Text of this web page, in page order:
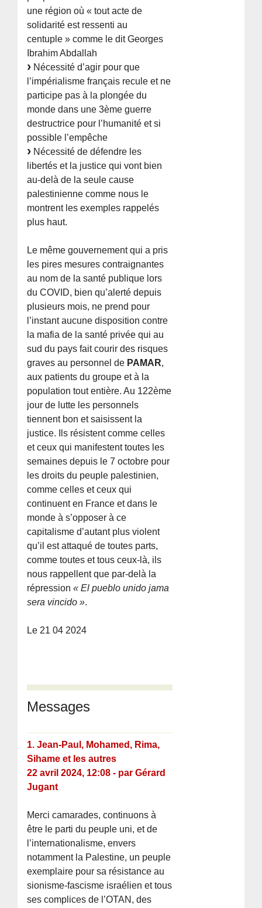
une région où « tout acte de
solidarité est ressenti au
centuple » comme le dit Georges
Ibrahim Abdallah
Nécessité d’agir pour que
l’impérialisme français recule et ne
participe pas à la plongée du
monde dans une 3ème guerre
destructrice pour l’humanité et si
possible l’empêche
Nécessité de défendre les
libertés et la justice qui vont bien
au-delà de la seule cause
palestinienne comme nous le
montrent les exemples rappelés
plus haut.
Le même gouvernement qui a pris
les pires mesures contraignantes
au nom de la santé publique lors
du COVID, bien qu’alerté depuis
plusieurs mois, ne prend pour
l’instant aucune disposition contre
la mafia de la santé privée qui au
sud du pays fait courir des risques
graves au personnel de PAMAR,
aux patients du groupe et à la
population tout entière. Au 122ème
jour de lutte les personnels
tiennent bon et saisissent la
justice. Ils résistent comme celles
et ceux qui manifestent toutes les
semaines depuis le 7 octobre pour
les droits du peuple palestinien,
comme celles et ceux qui
continuent en France et dans le
monde à s’opposer à ce
capitalisme d’autant plus violent
qu’il est attaqué de toutes parts,
comme toutes et tous ceux-là, ils
nous rappellent que par-delà la
répression« El pueblo unido jama
sera vincido ».
Le 21 04 2024
Messages
1. Jean-Paul, Mohamed, Rima,
Sihame et les autres
22 avril 2024, 12:08 - parGérard
Jugant
Merci camarades, continuons à
être le parti du peuple uni, et de
l’internationalisme, envers
notamment la Palestine, un peuple
exemplaire pour sa résistance au
sionisme-fascisme israélien et tous
ses complices de l’OTAN, des